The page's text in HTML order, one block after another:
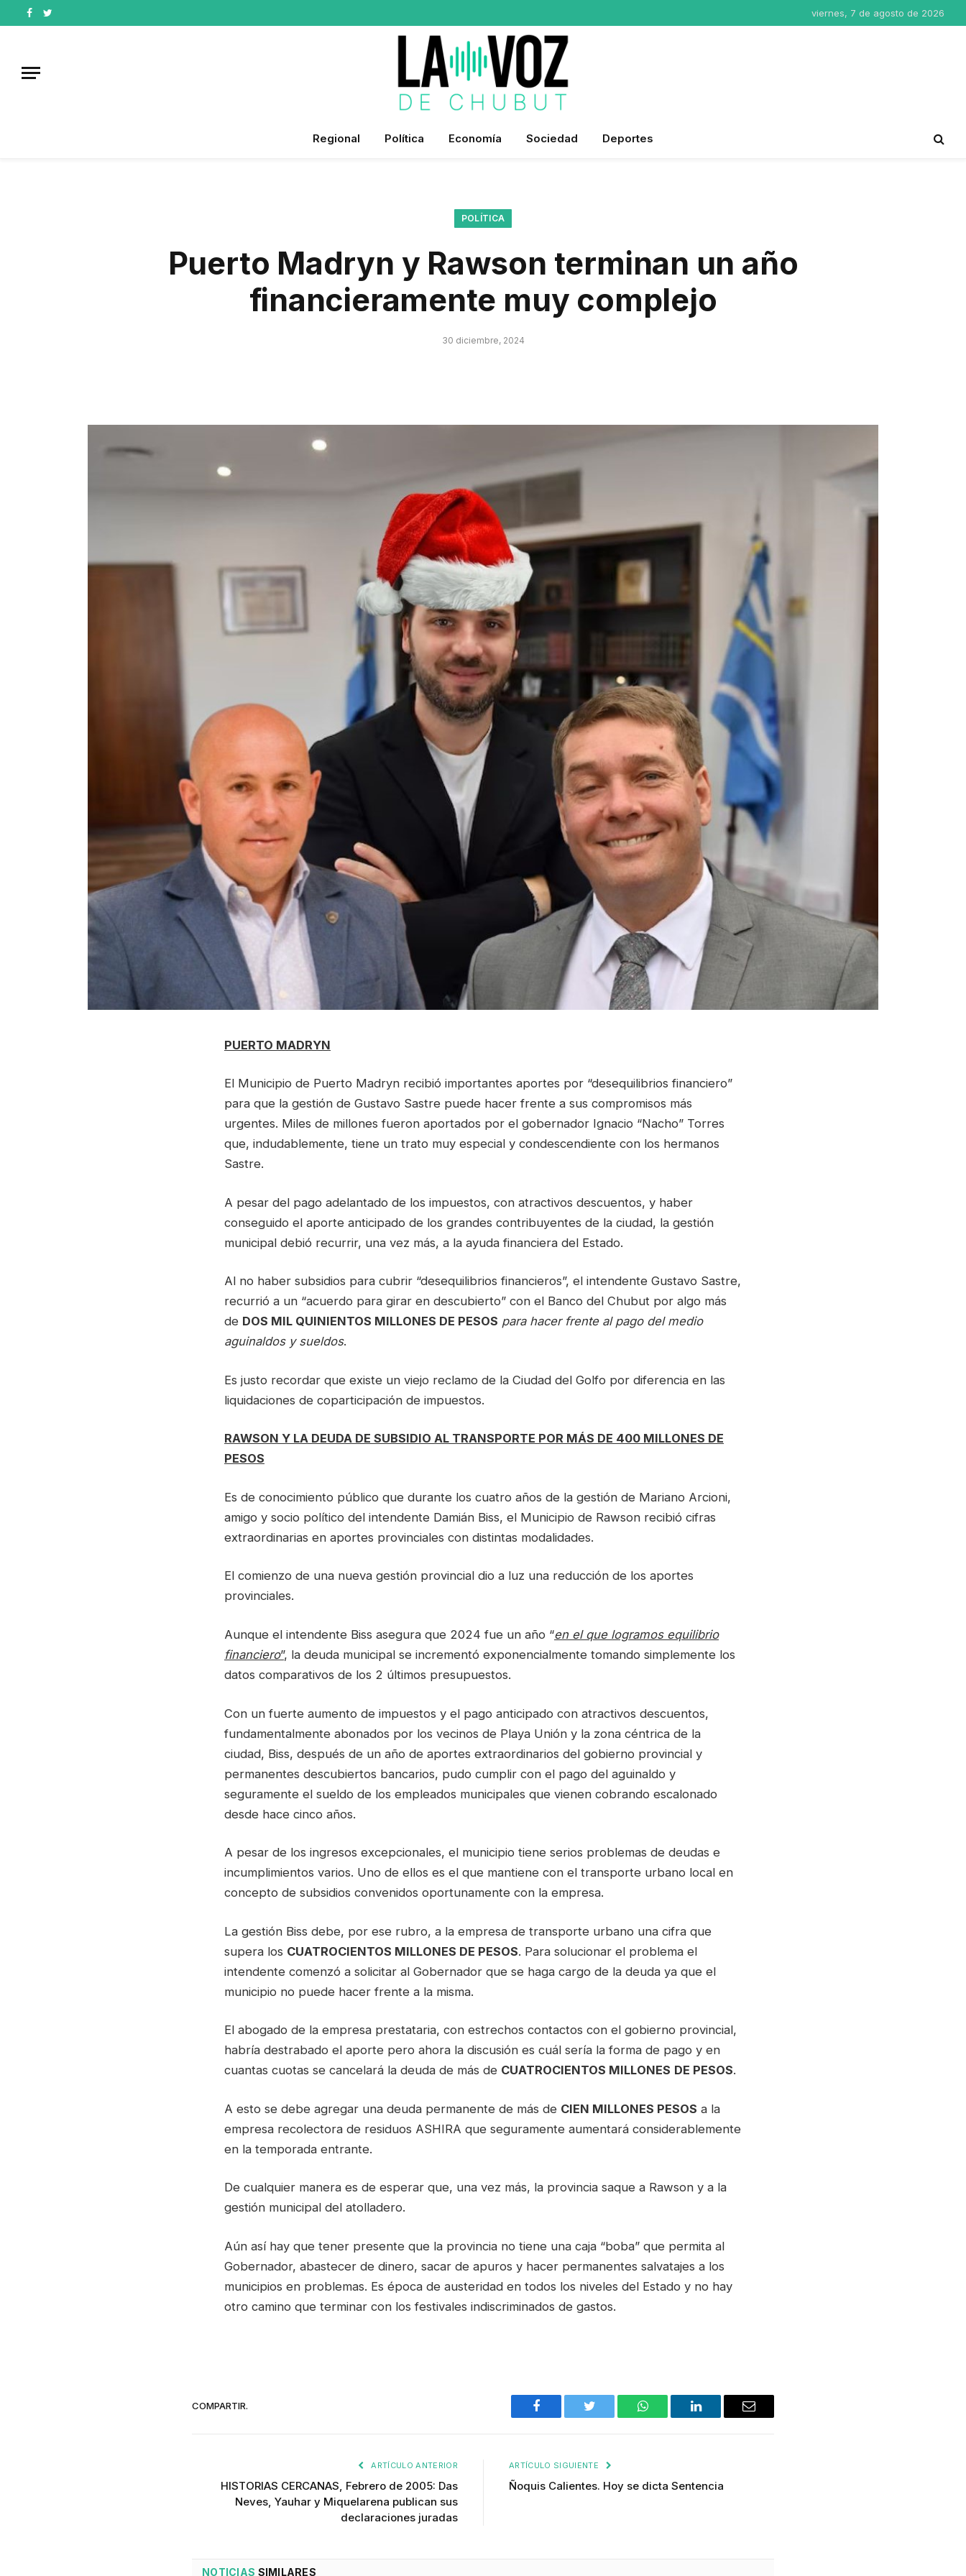
Facebook
Twitter
viernes, 7 de agosto de 2026
Regional Política Economía Sociedad Deportes
POLÍTICA
Puerto Madryn y Rawson terminan un año
financieramente muy complejo
30 diciembre, 2024
PUERTO MADRYN
El Municipio de Puerto Madryn recibió importantes aportes por “desequilibrios financiero”
para que la gestión de Gustavo Sastre puede hacer frente a sus compromisos más
urgentes. Miles de millones fueron aportados por el gobernador Ignacio “Nacho” Torres
que, indudablemente, tiene un trato muy especial y condescendiente con los hermanos
Sastre.
A pesar del pago adelantado de los impuestos, con atractivos descuentos, y haber
conseguido el aporte anticipado de los grandes contribuyentes de la ciudad, la gestión
municipal debió recurrir, una vez más, a la ayuda financiera del Estado.
Al no haber subsidios para cubrir “desequilibrios financieros”, el intendente Gustavo Sastre,
recurrió a un “acuerdo para girar en descubierto” con el Banco del Chubut por algo más
de DOS MIL QUINIENTOS MILLONES DE PESOS para hacer frente al pago del medio
aguinaldos y sueldos.
Es justo recordar que existe un viejo reclamo de la Ciudad del Golfo por diferencia en las
liquidaciones de coparticipación de impuestos.
RAWSON Y LA DEUDA DE SUBSIDIO AL TRANSPORTE POR MÁS DE 400 MILLONES DE
PESOS
Es de conocimiento público que durante los cuatro años de la gestión de Mariano Arcioni,
amigo y socio político del intendente Damián Biss, el Municipio de Rawson recibió cifras
extraordinarias en aportes provinciales con distintas modalidades.
El comienzo de una nueva gestión provincial dio a luz una reducción de los aportes
provinciales.
Aunque el intendente Biss asegura que 2024 fue un año “en el que logramos equilibrio
financiero”, la deuda municipal se incrementó exponencialmente tomando simplemente los
datos comparativos de los 2 últimos presupuestos.
Con un fuerte aumento de impuestos y el pago anticipado con atractivos descuentos,
fundamentalmente abonados por los vecinos de Playa Unión y la zona céntrica de la
ciudad, Biss, después de un año de aportes extraordinarios del gobierno provincial y
permanentes descubiertos bancarios, pudo cumplir con el pago del aguinaldo y
seguramente el sueldo de los empleados municipales que vienen cobrando escalonado
desde hace cinco años.
A pesar de los ingresos excepcionales, el municipio tiene serios problemas de deudas e
incumplimientos varios. Uno de ellos es el que mantiene con el transporte urbano local en
concepto de subsidios convenidos oportunamente con la empresa.
La gestión Biss debe, por ese rubro, a la empresa de transporte urbano una cifra que
supera los CUATROCIENTOS MILLONES DE PESOS. Para solucionar el problema el
intendente comenzó a solicitar al Gobernador que se haga cargo de la deuda ya que el
municipio no puede hacer frente a la misma.
El abogado de la empresa prestataria, con estrechos contactos con el gobierno provincial,
habría destrabado el aporte pero ahora la discusión es cuál sería la forma de pago y en
cuantas cuotas se cancelará la deuda de más de CUATROCIENTOS MILLONES DE PESOS.
A esto se debe agregar una deuda permanente de más de CIEN MILLONES PESOS a la
empresa recolectora de residuos ASHIRA que seguramente aumentará considerablemente
en la temporada entrante.
De cualquier manera es de esperar que, una vez más, la provincia saque a Rawson y a la
gestión municipal del atolladero.
Aún así hay que tener presente que la provincia no tiene una caja “boba” que permita al
Gobernador, abastecer de dinero, sacar de apuros y hacer permanentes salvatajes a los
municipios en problemas. Es época de austeridad en todos los niveles del Estado y no hay
otro camino que terminar con los festivales indiscriminados de gastos.
COMPARTIR.
Facebook Twitter WhatsAppLinkedIn Email
ARTÍCULO ANTERIOR
HISTORIAS CERCANAS, Febrero de 2005: Das
Neves, Yauhar y Miquelarena publican sus
declaraciones juradas
ARTÍCULO SIGUIENTE
Ñoquis Calientes. Hoy se dicta Sentencia
NOTICIAS SIMILARES